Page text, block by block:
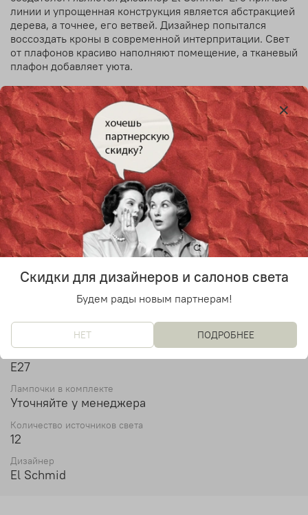
линии и упрощенная конструкция является абстракцией
дерева, а точнее, его ветвей. Дизайнер попытался
воссоздать кроны в современной интерпритации. Свет
от плафонов красиво наполняют помещение, а тканевый
плафон добавляет уюта.
Характеристики
Тип светильника
Потолочный, Люстра
Цвет
Белый
Бренд
Zeitraum
Материал
Ткань, металл
Диаметр
Е27
Лампочки в комплекте
Уточняйте у менеджера
Количество источников света
12
Дизайнер
El Schmid
Скидки для дизайнеров и салонов света
Будем рады новым партнерам!
НЕТ ПОДРОБНЕЕ